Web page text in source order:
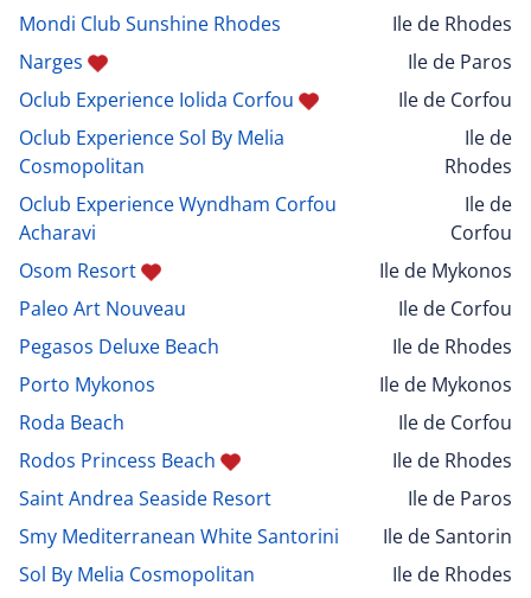
Mondi Club Sunshine Rhodes
Ile de Rhodes
Narges
Ile de Paros
Oclub Experience Iolida Corfou
Ile de Corfou
Oclub Experience Sol By Melia
Cosmopolitan
Ile de
Rhodes
Oclub Experience Wyndham Corfou
Acharavi
Ile de
Corfou
Osom Resort
Ile de Mykonos
Paleo Art Nouveau
Ile de Corfou
Pegasos Deluxe Beach
Ile de Rhodes
Porto Mykonos
Ile de Mykonos
Roda Beach
Ile de Corfou
Rodos Princess Beach
Ile de Rhodes
Saint Andrea Seaside Resort
Ile de Paros
Smy Mediterranean White Santorini
Ile de Santorin
Sol By Melia Cosmopolitan
Ile de Rhodes